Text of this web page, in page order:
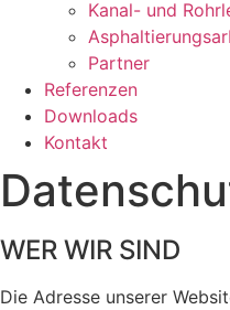
Kanal- und
Partner
Referenzen
Downloads
Kontakt
WER WIR SIND
Die Adresse unserer